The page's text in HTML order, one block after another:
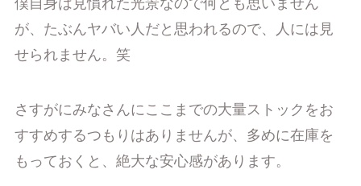
僕自身は見慣れた光景なので何とも思いません
が、たぶんヤバい人だと思われるので、人には見
せられません。笑
さすがにみなさんにここまでの大量ストックをお
すすめするつもりはありませんが、多めに在庫を
もっておくと、絶大な安心感があります。